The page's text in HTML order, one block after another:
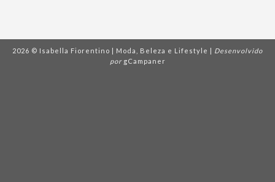
2026 © Isabella Fiorentino | Moda, Beleza e Lifestyle | Desenvolvido
por gCampaner